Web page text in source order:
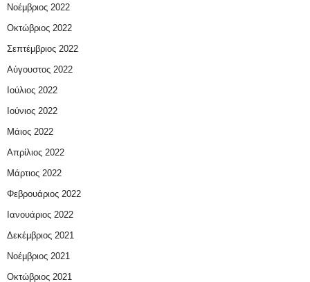
Νοέμβριος 2022
Οκτώβριος 2022
Σεπτέμβριος 2022
Αύγουστος 2022
Ιούλιος 2022
Ιούνιος 2022
Μάιος 2022
Απρίλιος 2022
Μάρτιος 2022
Φεβρουάριος 2022
Ιανουάριος 2022
Δεκέμβριος 2021
Νοέμβριος 2021
Οκτώβριος 2021